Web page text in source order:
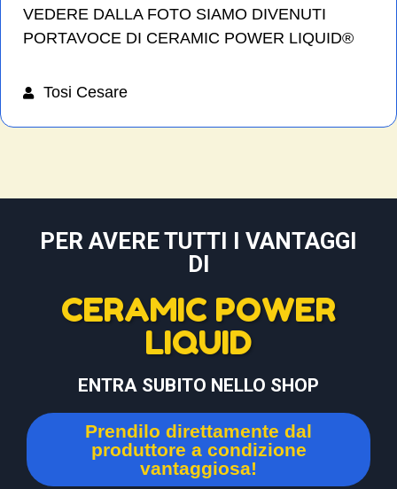
VEDERE DALLA FOTO SIAMO DIVENUTI
PORTAVOCE DI CERAMIC POWER LIQUID®
Tosi Cesare
PER AVERE TUTTI I VANTAGGI
DI
CERAMIC POWER
LIQUID
ENTRA SUBITO NELLO SHOP
Prendilo direttamente dal
produttore a condizione
vantaggiosa!